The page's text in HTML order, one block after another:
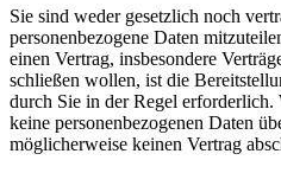
Sie sind weder gesetzlich noch
personenbezogene Daten
einen Vertrag, insbesondere
schließen wollen, ist die
durch Sie in der Regel
keine personenbezogenen Daten
möglicherweise keinen Vertrag